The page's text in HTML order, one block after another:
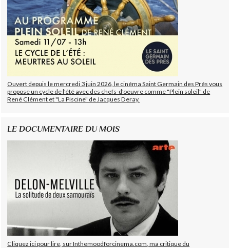
Ouvert depuis le mercredi 3 juin 2026, le cinéma Saint Germain des Prés vous
propose un cycle de l'été avec des chefs-d'oeuvre comme "Plein soleil" de
René Clément et "La Piscine" de Jacques Deray.
LE DOCUMENTAIRE DU MOIS
Cliquez ici pour lire, sur Inthemoodforcinema.com, ma critique du